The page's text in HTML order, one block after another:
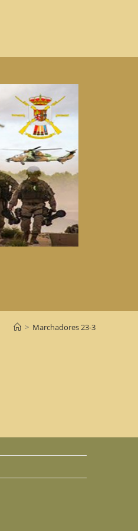
> Marchadores 23-3